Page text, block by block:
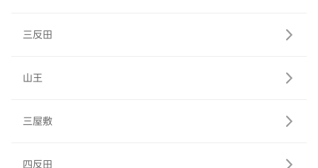
三反田
山王
三屋敷
四反田